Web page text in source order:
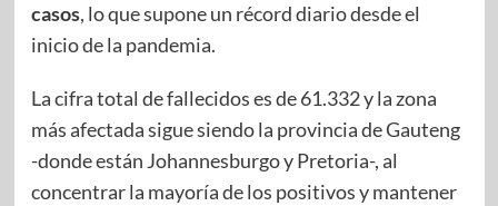
casos, lo que supone un récord diario desde el
inicio de la pandemia.
La cifra total de fallecidos es de 61.332 y la zona
más afectada sigue siendo la provincia de Gauteng
-donde están Johannesburgo y Pretoria-, al
concentrar la mayoría de los positivos y mantener